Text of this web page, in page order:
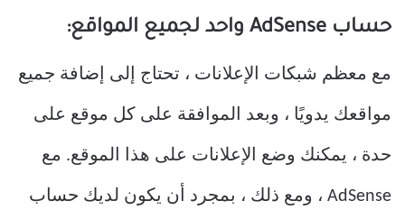
حساب AdSense واحد لجميع المواقع:
مع معظم شبكات الإعلانات ، تحتاج إلى إضافة جميع
مواقعك يدويًا ، وبعد الموافقة على كل موقع على
حدة ، يمكنك وضع الإعلانات على هذا الموقع. مع
AdSense ، ومع ذلك ، بمجرد أن يكون لديك حساب